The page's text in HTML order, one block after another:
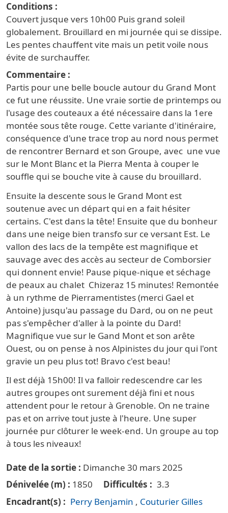
Conditions
Couvert jusque vers 10h00 Puis grand soleil
globalement. Brouillard en mi journée qui se dissipe.
Les pentes chauffent vite mais un petit voile nous
évite de surchauffer.
Commentaire
Partis pour une belle boucle autour du Grand Mont
ce fut une réussite. Une vraie sortie de printemps ou
l'usage des couteaux a été nécessaire dans la 1ere
montée sous tête rouge. Cette variante d'itinéraire,
conséquence d'une trace trop au nord nous permet
de rencontrer Bernard et son Groupe, avec une vue
sur le Mont Blanc et la Pierra Menta à couper le
souffle qui se bouche vite à cause du brouillard.
Ensuite la descente sous le Grand Mont est
soutenue avec un départ qui en a fait hésiter
certains. C'est dans la tête! Ensuite que du bonheur
dans une neige bien transfo sur ce versant Est. Le
vallon des lacs de la tempête est magnifique et
sauvage avec des accès au secteur de Comborsier
qui donnent envie! Pause pique-nique et séchage
de peaux au chalet Chizeraz 15 minutes! Remontée
à un rythme de Pierramentistes (merci Gael et
Antoine) jusqu'au passage du Dard, ou on ne peut
pas s'empêcher d'aller à la pointe du Dard!
Magnifique vue sur le Gand Mont et son arête
Ouest, ou on pense à nos Alpinistes du jour qui l'ont
gravie un peu plus tot! Bravo c'est beau!
Il est déjà 15h00! Il va falloir redescendre car les
autres groupes ont surement déjà fini et nous
attendent pour le retour à Grenoble. On ne traine
pas et on arrive tout juste à l'heure. Une super
journée pur clôturer le week-end. Un groupe au top
à tous les niveaux!
Date de la sortie
Dimanche 30 mars 2025
Dénivelée (m)
1850 Difficultés
3.3
Encadrant(s)
Perry Benjamin
Couturier Gilles